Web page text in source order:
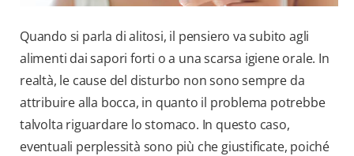
Quando si parla di alitosi, il pensiero va subito agli
alimenti dai sapori forti o a una scarsa igiene orale. In
realtà, le cause del disturbo non sono sempre da
attribuire alla bocca, in quanto il problema potrebbe
talvolta riguardare lo stomaco. In questo caso,
eventuali perplessità sono più che giustificate, poiché